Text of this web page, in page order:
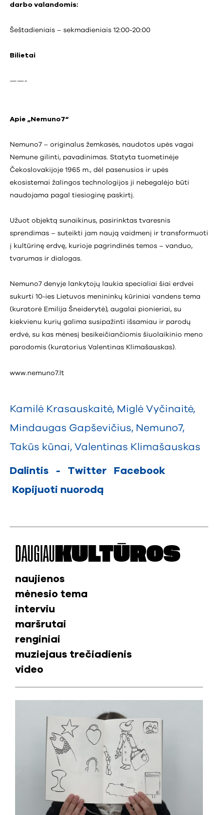
darbo valandomis:
Šeštadieniais – sekmadieniais 12:00-20:00
Bilietai
——-
Apie „Nemuno7“
Nemuno7 – originalus žemkasės, naudotos upės vagai
Nemune gilinti, pavadinimas. Statyta tuometinėje
Čekoslovakijoje 1965 m., dėl pasenusios ir upės
ekosistemai žalingos technologijos ji nebegalėjo būti
naudojama pagal tiesioginę paskirtį.
Užuot objektą sunaikinus, pasirinktas tvaresnis
sprendimas – suteikti jam naują vaidmenį ir transformuoti
į kultūrinę erdvę, kurioje pagrindinės temos – vanduo,
tvarumas ir dialogas.
Nemuno7 denyje lankytojų laukia specialiai šiai erdvei
sukurti 10-ies Lietuvos menininkų kūriniai vandens tema
(kuratorė Emilija Šneiderytė), augalai pionieriai, su
kiekvienu kurių galima susipažinti išsamiau ir parodų
erdvė, su kas mėnesį besikeičiančiomis šiuolaikinio meno
parodomis (kuratorius Valentinas Klimašauskas).
www.nemuno7.lt
Kamilė Krasauskaitė, Miglė Vyčinaitė,
Mindaugas Gapševičius, Nemuno7,
Takūs kūnai, Valentinas Klimašauskas
Dalintis - Twitter
Facebook
Kopijuoti nuorodą
DAUGIAU KULTŪROS
naujienos
mėnesio tema
interviu
maršrutai
renginiai
muziejaus trečiadienis
video